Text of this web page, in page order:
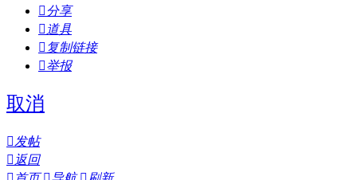
分享
 道具
 复制链接
举报
取消
发帖
 返回